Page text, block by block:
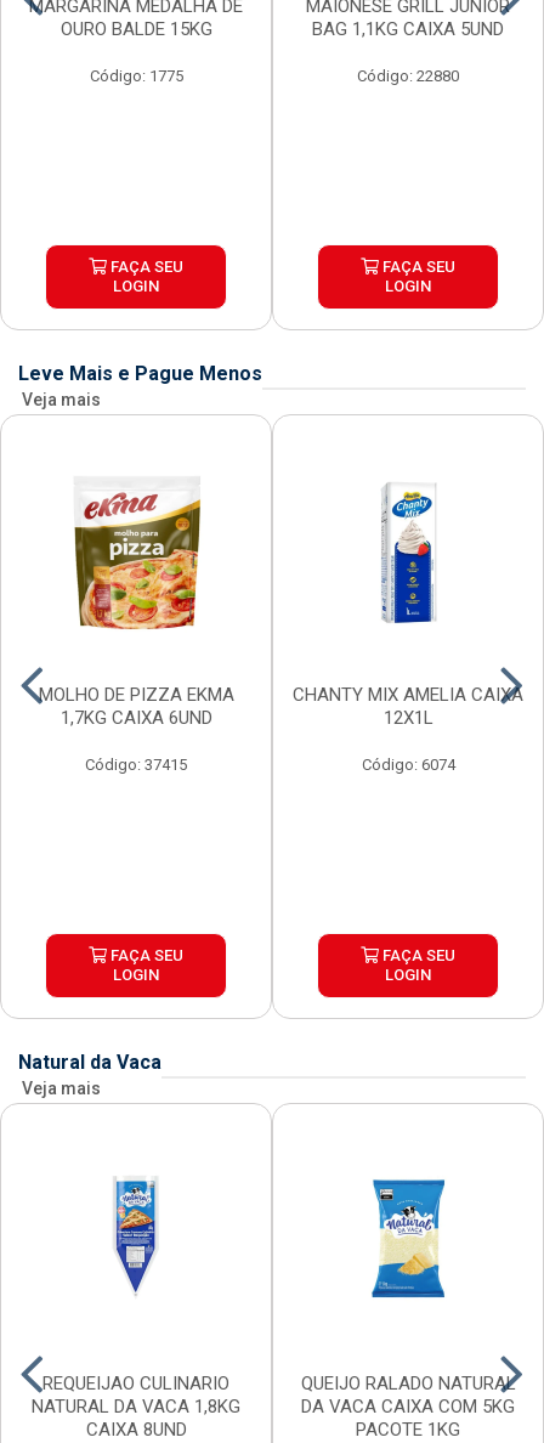
MARGARINA MEDALHA DE
OURO BALDE 15KG
Código: 1775
FAÇA SEU
LOGIN
MAIONESE GRILL JUNIOR
BAG 1,1KG CAIXA 5UND
Código: 22880
FAÇA SEU
LOGIN
Leve Mais e Pague Menos
Veja mais
MOLHO DE PIZZA EKMA
1,7KG CAIXA 6UND
Código: 37415
FAÇA SEU
LOGIN
CHANTY MIX AMELIA CAIXA
12X1L
Código: 6074
FAÇA SEU
LOGIN
Natural da Vaca
Veja mais
REQUEIJAO CULINARIO
NATURAL DA VACA 1,8KG
CAIXA 8UND
QUEIJO RALADO NATURAL
DA VACA CAIXA COM 5KG
PACOTE 1KG